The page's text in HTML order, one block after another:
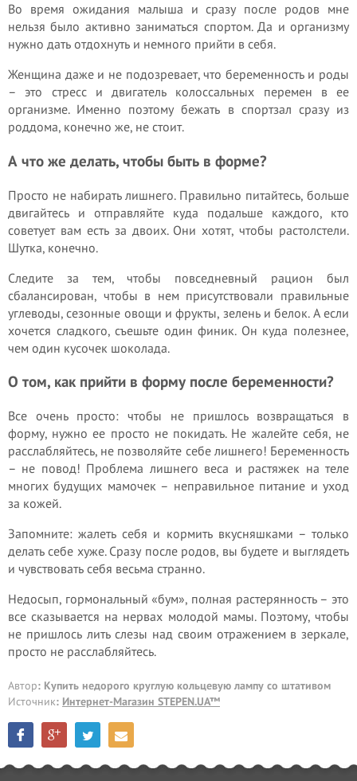
Во время ожидания малыша и сразу после родов мне
нельзя было активно заниматься спортом. Да и организму
нужно дать отдохнуть и немного прийти в себя.
Женщина даже и не подозревает, что беременность и роды
– это стресс и двигатель колоссальных перемен в ее
организме. Именно поэтому бежать в спортзал сразу из
роддома, конечно же, не стоит.
А что же делать, чтобы быть в форме?
Просто не набирать лишнего. Правильно питайтесь, больше
двигайтесь и отправляйте куда подальше каждого, кто
советует вам есть за двоих. Они хотят, чтобы растолстели.
Шутка, конечно.
Следите за тем, чтобы повседневный рацион был
сбалансирован, чтобы в нем присутствовали правильные
углеводы, сезонные овощи и фрукты, зелень и белок. А если
хочется сладкого, съешьте один финик. Он куда полезнее,
чем один кусочек шоколада.
О том, как прийти в форму после беременности?
Все очень просто: чтобы не пришлось возвращаться в
форму, нужно ее просто не покидать. Не жалейте себя, не
расслабляйтесь, не позволяйте себе лишнего! Беременность
– не повод! Проблема лишнего веса и растяжек на теле
многих будущих мамочек – неправильное питание и уход
за кожей.
Запомните: жалеть себя и кормить вкусняшками – только
делать себе хуже. Сразу после родов, вы будете и выглядеть
и чувствовать себя весьма странно.
Недосып, гормональный «бум», полная растерянность – это
все сказывается на нервах молодой мамы. Поэтому, чтобы
не пришлось лить слезы над своим отражением в зеркале,
просто не расслабляйтесь.
Автор: Купить недорого круглую кольцевую лампу со штативом
Источник: Интернет-Магазин STEPEN.UA™